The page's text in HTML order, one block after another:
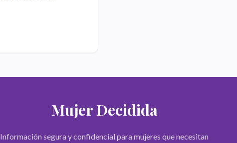
Mujer Decidida
Información segura y confidencial para mujeres que necesitan